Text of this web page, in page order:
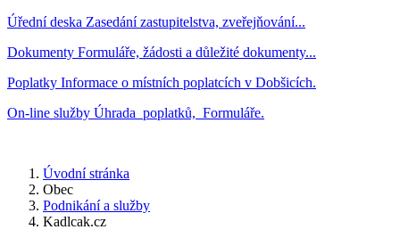
Úřední deska Zasedání zastupitelstva, zveřejňování...
Dokumenty Formuláře, žádosti a důležité dokumenty...
Poplatky Informace o místních poplatcích v Dobšicích.
On-line služby Úhrada poplatků, Formuláře.
Úvodní stránka
Obec
Podnikání a služby
Kadlcak.cz